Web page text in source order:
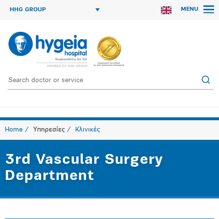
HHG GROUP MENU
Home Υπηρεσίες Κλινικές
3rd Vascular Surgery
Department